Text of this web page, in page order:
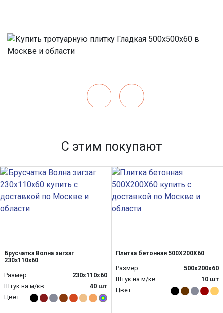
С этим покупают
Брусчатка Волна зигзаг
230х110х60
Размер:
230х110х60
Штук на м/кв:
40 шт
Цвет:
Плитка бетонная 500Х200Х60
Размер:
500х200х60
Штук на м/кв:
10 шт
Цвет: